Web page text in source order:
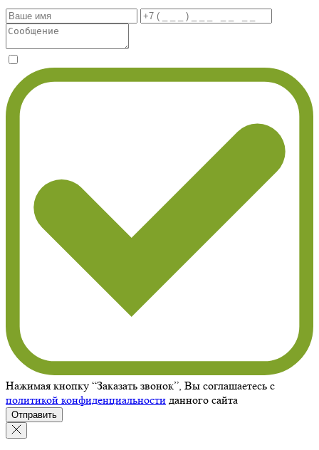
Нажимая кнопку “Заказать звонок”, Вы соглашаетесь с
политикой конфиденциальности данного сайта
Отправить